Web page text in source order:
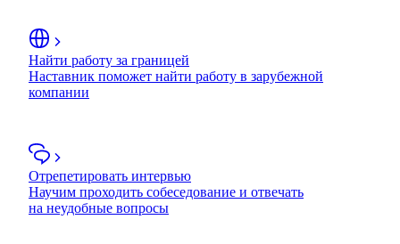
Найти работу за границей
Наставник поможет найти работу в зарубежной
компании
Отрепетировать интервью
Научим проходить собеседование и отвечать
на неудобные вопросы